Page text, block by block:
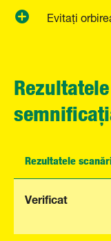
Evitați
Rezultatele
Verificat